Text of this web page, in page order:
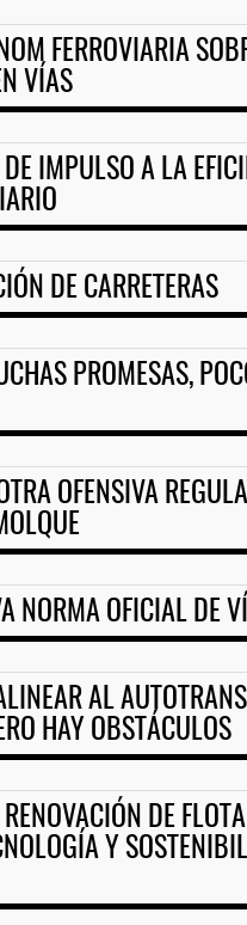
FERROVIARIA
VÍAS
IMPULSO A LA
DE CARRETERAS
PROMESAS,
OFENSIVA
NORMA OFICIAL DE
AL
HAY OBSTÁCULOS
DE
Y
mo ...
05 AGO 2026
lleva mantenimiento predictivo
2026